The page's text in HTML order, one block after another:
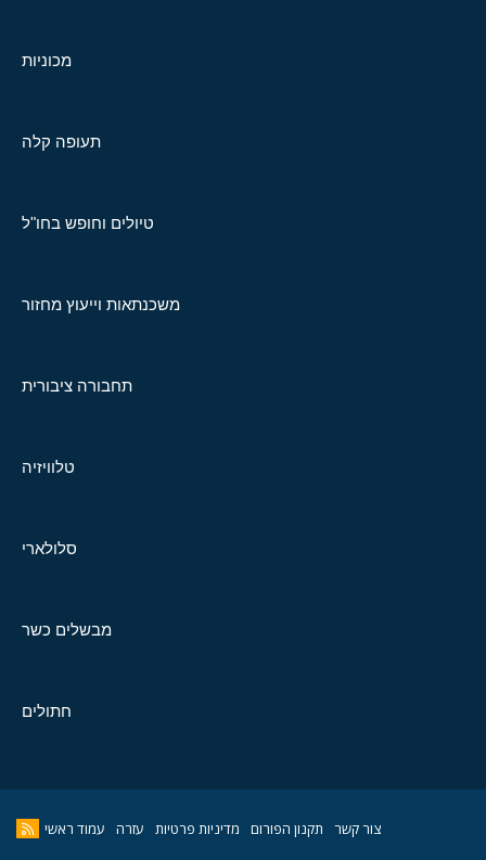
מכוניות
תעופה קלה
טיולים וחופש בחו"ל
משכנתאות וייעוץ מחזור
תחבורה ציבורית
טלוויזיה
סלולארי
מבשלים כשר
חתולים
צור קשר תקנון הפורום מדיניות פרטיות עזרה עמוד ראשי